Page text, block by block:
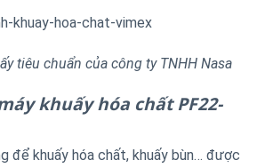
tiêu chuẩn của công ty TNHH Nasa
khuấy hóa chất PF22-
để khuấy hóa chất, khuấy bùn… được